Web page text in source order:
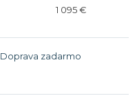
1 095 €
Doprava zadarmo